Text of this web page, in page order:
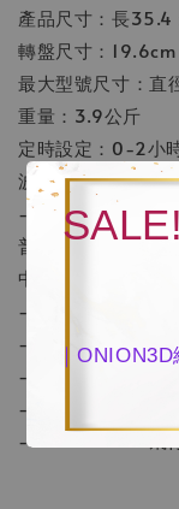
｜
產品尺寸：長
轉盤尺寸：19.6cm
最大型號尺寸：
重量：3.9公斤
定時設定：0-2小
波長：405nm
普羅森Phrozen原
中。
-預約賞機專線:
-賞機地址: 407 台
-官方網站:飛行海
-E-
-FB：Onion3D飛